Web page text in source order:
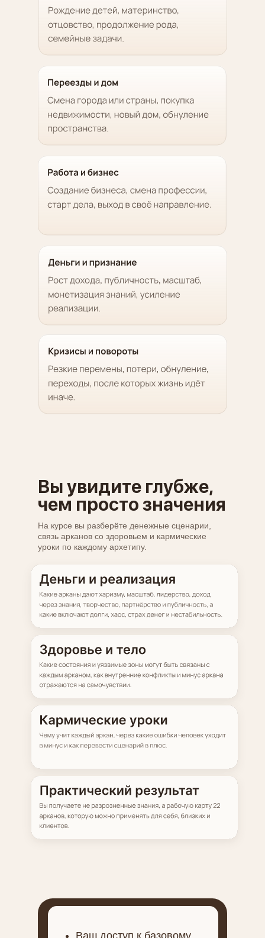
Вы увидите глубже,
чем просто значения
На курсе вы разберёте денежные сценарии,
связь арканов со здоровьем и кармические
уроки по каждому архетипу.
Ваш доступ к базовому